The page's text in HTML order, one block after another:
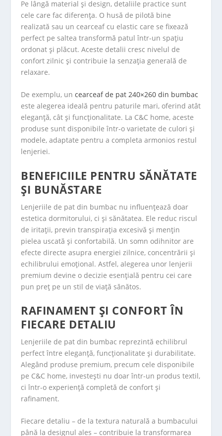
Pe lângă material și design, detaliile practice sunt
cele care fac diferența. O husă de pilotă bine
realizată sau un cearceaf cu elastic care se fixează
perfect pe saltea transformă patul într-un spațiu
ordonat și plăcut. Aceste detalii cresc nivelul de
confort zilnic și contribuie la senzația generală de
relaxare.
De exemplu, uncearceaf de pat 240×260 din bumbac
este alegerea ideală pentru paturile mari, oferind atât
eleganță, cât și funcționalitate. La C&C home, aceste
produse sunt disponibile într-o varietate de culori și
modele, adaptate pentru a completa armonios restul
lenjeriei.
BENEFICIILE PENTRU SĂNĂTATE
ȘI BUNĂSTARE
Lenjeriile de pat din bumbac nu influențează doar
estetica dormitorului, ci și sănătatea. Ele reduc riscul
de iritații, previn transpirația excesivă și mențin
pielea uscată și confortabilă. Un somn odihnitor are
efecte directe asupra energiei zilnice, concentrării și
echilibrului emoțional. Astfel, alegerea unor lenjerii
premium devine o decizie esențială pentru cei care
pun preț pe un stil de viață sănătos.
RAFINAMENT ȘI CONFORT ÎN
FIECARE DETALIU
Lenjeriile de pat din bumbac reprezintă echilibrul
perfect între eleganță, funcționalitate și durabilitate.
Alegând produse premium, precum cele disponibile
pe C&C home, investești nu doar într-un produs textil,
ci într-o experiență completă de confort și
rafinament.
Fiecare detaliu – de la textura naturală a bumbacului
până la designul ales – contribuie la transformarea